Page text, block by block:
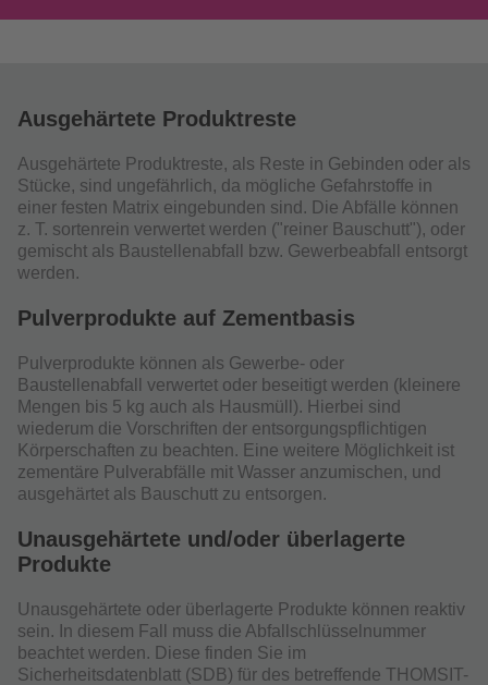
Ausgehärtete Produktreste
Ausgehärtete Produktreste, als Reste in Gebinden oder als
Stücke, sind ungefährlich, da mögliche Gefahrstoffe in
einer festen Matrix eingebunden sind. Die Abfälle können
z. T. sortenrein verwertet werden ("reiner Bauschutt"), oder
gemischt als Baustellenabfall bzw. Gewerbeabfall entsorgt
werden.
Pulverprodukte auf Zementbasis
Pulverprodukte können als Gewerbe- oder
Baustellenabfall verwertet oder beseitigt werden (kleinere
Mengen bis 5 kg auch als Hausmüll). Hierbei sind
wiederum die Vorschriften der entsorgungspflichtigen
Körperschaften zu beachten. Eine weitere Möglichkeit ist
zementäre Pulverabfälle mit Wasser anzumischen, und
ausgehärtet als Bauschutt zu entsorgen.
Unausgehärtete und/oder überlagerte
Produkte
Unausgehärtete oder überlagerte Produkte können reaktiv
sein. In diesem Fall muss die Abfallschlüsselnummer
beachtet werden. Diese finden Sie im
Sicherheitsdatenblatt (SDB) für des betreffende THOMSIT-